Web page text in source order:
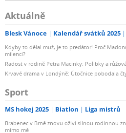
Aktuálně
Blesk Vánoce Kalendář svátků 2025
Kdyby to dělal muž, je to predátor! Proč
milenci?
Radost v rodině Petra Macinky: Polibky a
Krvavé drama v Londýně: Útočnice pobodala
Sport
MS hokej 2025 Biatlon Liga mistrů
Brabenec v Brně znovu oživí silnou rodinnou
mimo mě